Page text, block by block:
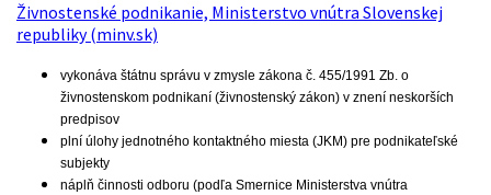
Živnostenské podnikanie, Ministerstvo vnútra Slovenskej
republiky (minv.sk)
vykonáva štátnu správu v zmysle zákona č. 455/1991 Zb. o
živnostenskom podnikaní (živnostenský zákon) v znení neskorších
predpisov
plní úlohy jednotného kontaktného miesta (JKM) pre podnikateľské
subjekty
náplň činnosti odboru (podľa Smernice Ministerstva vnútra